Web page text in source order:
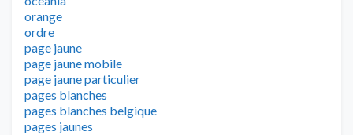
orange
ordre
page jaune
page jaune mobile
page jaune particulier
pages blanches
pages blanches belgique
pages jaunes